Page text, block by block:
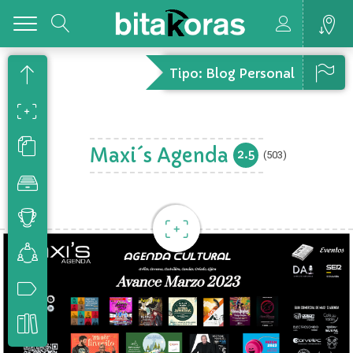
Tipo: Blog Personal
Maxi´s Agenda 2.5 (503)